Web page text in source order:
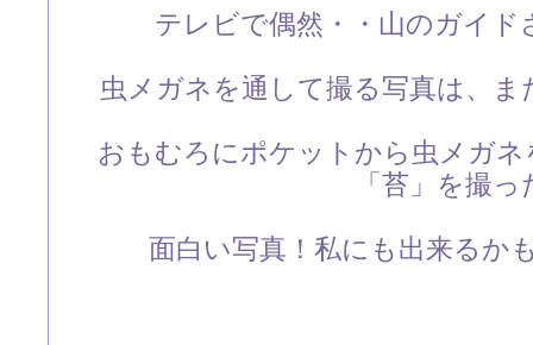
テレビで偶然・・山のガイ
虫メガネを通して撮る写真は、
おもむろにポケットから虫メガ
「苔」を撮っ
面白い写真！私にも出来るか